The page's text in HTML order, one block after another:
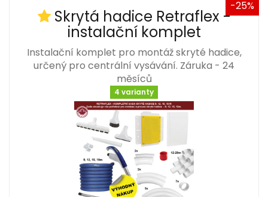
-25%
Skrytá hadice Retraflex -
instalační komplet
Instalační komplet pro montáž skryté hadice,
určený pro centrální vysávání. Záruka - 24
měsíců
4 varianty